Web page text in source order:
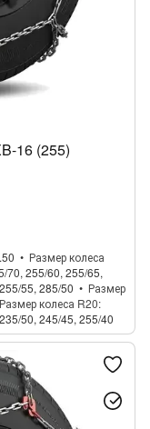
16 (255)
Размер колеса
70, 255/60, 255/65,
55, 285/50
Размер
Размер колеса R20
235/50, 245/45, 255/40